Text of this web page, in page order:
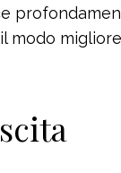
modo migliore